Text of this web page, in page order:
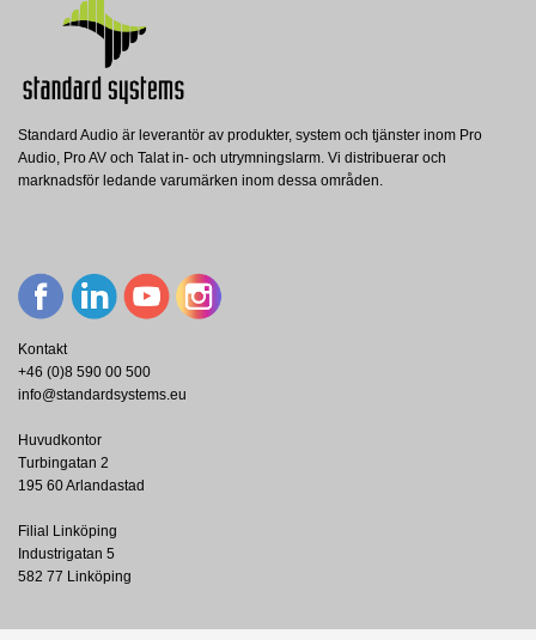
Standard Audio är leverantör av produkter, system och tjänster inom Pro
Audio, Pro AV och Talat in- och utrymningslarm. Vi distribuerar och
marknadsför ledande varumärken inom dessa områden.
Kontakt
+46 (0)8 590 00 500
info@standardsystems.eu
Huvudkontor
Turbingatan 2
195 60 Arlandastad
Filial Linköping
Industrigatan 5
582 77 Linköping